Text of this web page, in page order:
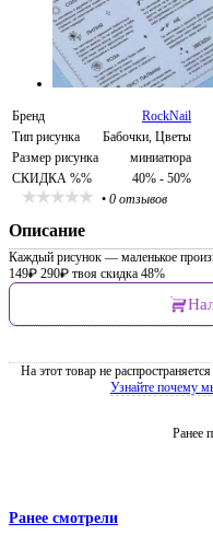
Бренд
RockNail
Тип рисунка
Бабочки, Цветы
Размер рисунка
миниатюра
СКИДКА %%
40% - 50%
• 0 отзывов
Описание
Каждый рисунок — маленькое
149₽ 290₽ твоя скидка 48%
На этот товар не распространяется
Узнайте почему
Ранее
Ранее смотрели